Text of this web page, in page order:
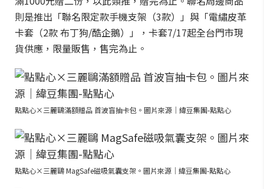
則是推出「聯名限定款手機支架（3款）」與「電繡皮革
卡套（2款 布丁狗/酷企鵝）」，卡套7/17起全台門市現
貨供應，限量販售，售完為止。
點點心×三麗鷗滿額贈品 首波盲抽卡包。圖片來源｜緯豆集團-點點心
點點心×三麗鷗 MagSafe磁吸氣囊支架。圖片來源｜緯豆集團-點點心